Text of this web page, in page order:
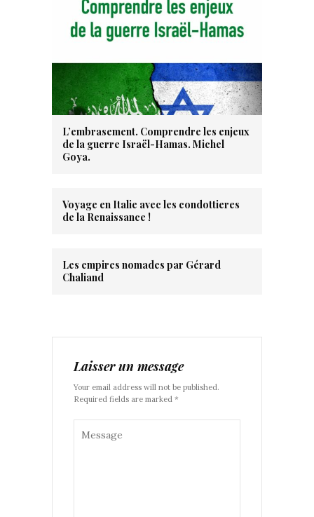
L’embrasement. Comprendre les enjeux
de la guerre Israël-Hamas. Michel
Goya.
Voyage en Italie avec les condottieres
de la Renaissance !
Les empires nomades par Gérard
Chaliand
Laisser un message
Your email address will not be published.
Required fields are marked *